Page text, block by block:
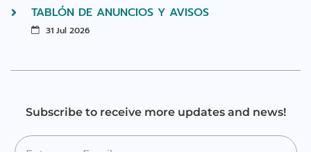
TABLÓN DE ANUNCIOS Y AVISOS
31 Jul 2026
Subscribe to receive more updates and news!